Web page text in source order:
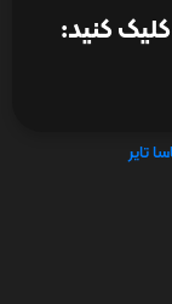
کنید:
تایر